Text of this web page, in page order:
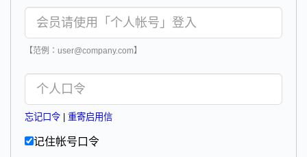
【范例：user@company.com】
忘记口令 重寄启用信
记住帐号口令